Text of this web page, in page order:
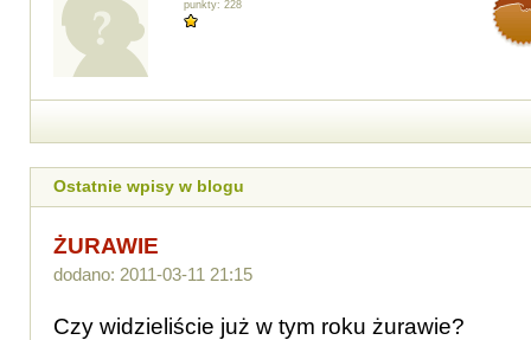
punkty: 228
Ostatnie wpisy w blogu
ŻURAWIE
dodano: 2011-03-11 21:15
Czy widzieliście już w tym roku żurawie?